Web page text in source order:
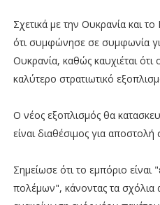
Σχετικά με την Ουκρανία και
ότι συμφώνησε σε συμφωνία
Ουκρανία, καθώς καυχιέται
καλύτερο στρατιωτικό
Ο νέος εξοπλισμός θα
είναι διαθέσιμος για
Σημείωσε ότι το εμπόριο είναι
πολέμων", κάνοντας τα σχόλια